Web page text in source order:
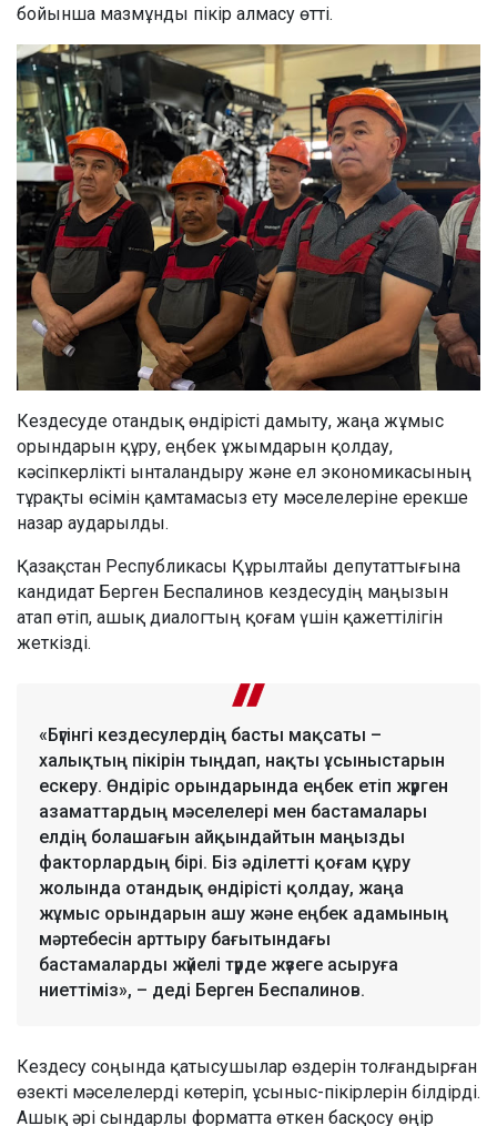
бойынша мазмұнды пікір алмасу өтті.
Кездесуде отандық өндірісті дамыту, жаңа жұмыс
орындарын құру, еңбек ұжымдарын қолдау,
кәсіпкерлікті ынталандыру және ел экономикасының
тұрақты өсімін қамтамасыз ету мәселелеріне ерекше
назар аударылды.
Қазақстан Республикасы Құрылтайы депутаттығына
кандидат Берген Беспалинов кездесудің маңызын
атап өтіп, ашық диалогтың қоғам үшін қажеттілігін
жеткізді.
«Бүгінгі кездесулердің басты мақсаты –
халықтың пікірін тыңдап, нақты ұсыныстарын
ескеру. Өндіріс орындарында еңбек етіп жүрген
азаматтардың мәселелері мен бастамалары
елдің болашағын айқындайтын маңызды
факторлардың бірі. Біз әділетті қоғам құру
жолында отандық өндірісті қолдау, жаңа
жұмыс орындарын ашу және еңбек адамының
мәртебесін арттыру бағытындағы
бастамаларды жүйелі түрде жүзеге асыруға
ниеттіміз», – деді Берген Беспалинов.
Кездесу соңында қатысушылар өздерін толғандырған
өзекті мәселелерді көтеріп, ұсыныс-пікірлерін білдірді.
Ашық әрі сындарлы форматта өткен басқосу өңір